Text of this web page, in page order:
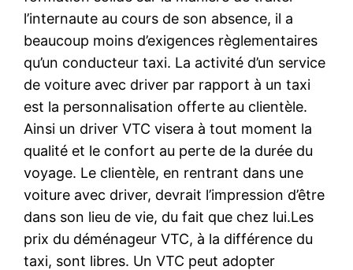
l’internaute au cours de son absence, il a
beaucoup moins d’exigences règlementaires
qu’un conducteur taxi. La activité d’un service
de voiture avec driver par rapport à un taxi
est la personnalisation offerte au clientèle.
Ainsi un driver VTC visera à tout moment la
qualité et le confort au perte de la durée du
voyage. Le clientèle, en rentrant dans une
voiture avec driver, devrait l’impression d’être
dans son lieu de vie, du fait que chez lui.Les
prix du déménageur VTC, à la différence du
taxi, sont libres. Un VTC peut adopter